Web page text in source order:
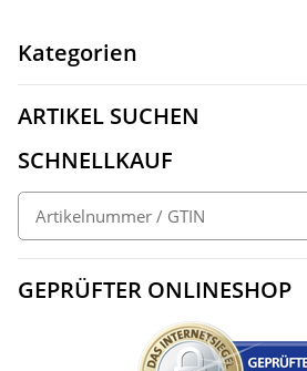
Kategorien
ARTIKEL SUCHEN
SCHNELLKAUF
GEPRÜFTER ONLINESHOP